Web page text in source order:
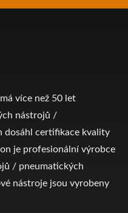
více než 50 let
nástrojů /
dosáhl certifikace kvality
je profesionální výrobce
/ pneumatických
nástroje jsou vyrobeny